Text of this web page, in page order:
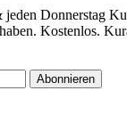
jeden Donnerstag
Kostenlos.
Abonnieren